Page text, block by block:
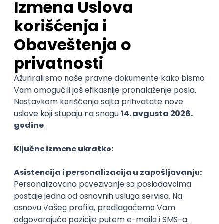
funkcionišu kao vizuelni dijalog, gde se emotivne
poruke umetnika reflektuju kroz prizore nesavršenih
veza i trenutaka tišine. Ova dinamika između vidljivog
i nevidljivog, između rečenog i prećutanog, čini
centralni fokus izložbe.
BIOGRAFIJA
Mihailo Kocić(2001) završio je Petu beogradsku
gimnaziju, a potom stekao diplomu na Univerzitetu
Metropolitan, gde je usmerio svoju kreativnu energiju
ka digitalnim umetnostima i dizajnu. Specijalizovao se
umetničkim pristupom kako bi stvorio imerzivne
Paralelno sa profesionalnim radom u industriji igara,
Mihailo istražuje različite slikarske tehnike, spajajući
tradicionalne metode poput akrila i ulja sa
savremenim grafičkim izrazom. Njegova umetnička